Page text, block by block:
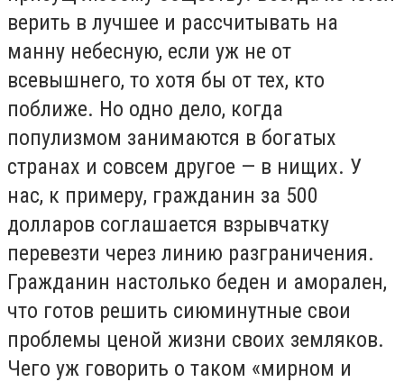
верить в лучшее и рассчитывать на
манну небесную, если уж не от
всевышнего, то хотя бы от тех, кто
поближе. Но одно дело, когда
популизмом занимаются в богатых
странах и совсем другое — в нищих. У
нас, к примеру, гражданин за 500
долларов соглашается взрывчатку
перевезти через линию разграничения.
Гражданин настолько беден и аморален,
что готов решить сиюминутные свои
проблемы ценой жизни своих земляков.
Чего уж говорить о таком «мирном и